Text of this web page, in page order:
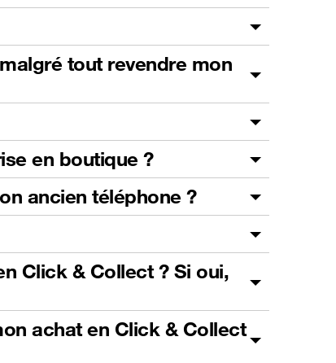
tout revendre mon
en boutique ?
ancien téléphone ?
Click & Collect ? Si oui,
achat en Click & Collect